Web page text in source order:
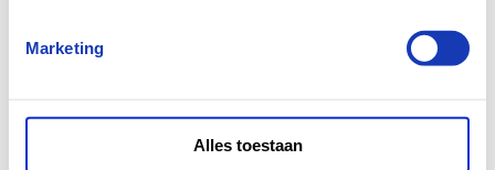
Marketing
Alles toestaan
persoonsgegevens. Hierbij nemen we de
willen we je toestemming vragen om deze